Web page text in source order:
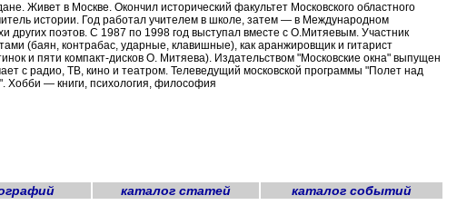
Живет в Москве. Окончил исторический факультет Московского областного
истории. Год работал учителем в школе, затем — в Международном
других поэтов. С 1987 по 1998 год выступал вместе с О.Митяевым. Участник
(баян, контрабас, ударные, клавишные), как аранжировщик и гитарист
и пяти компакт-дисков О. Митяева). Издательством "Московские окна" выпущен
с радио, ТВ, кино и театром. Телеведущий московской программы "Полет над
Хобби — книги, психология, философия
каталог статей каталог событий